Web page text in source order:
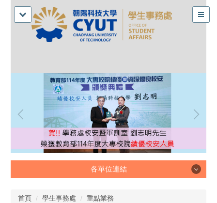
各單位連結
各單位連結
首頁 學生事務處 重點業務